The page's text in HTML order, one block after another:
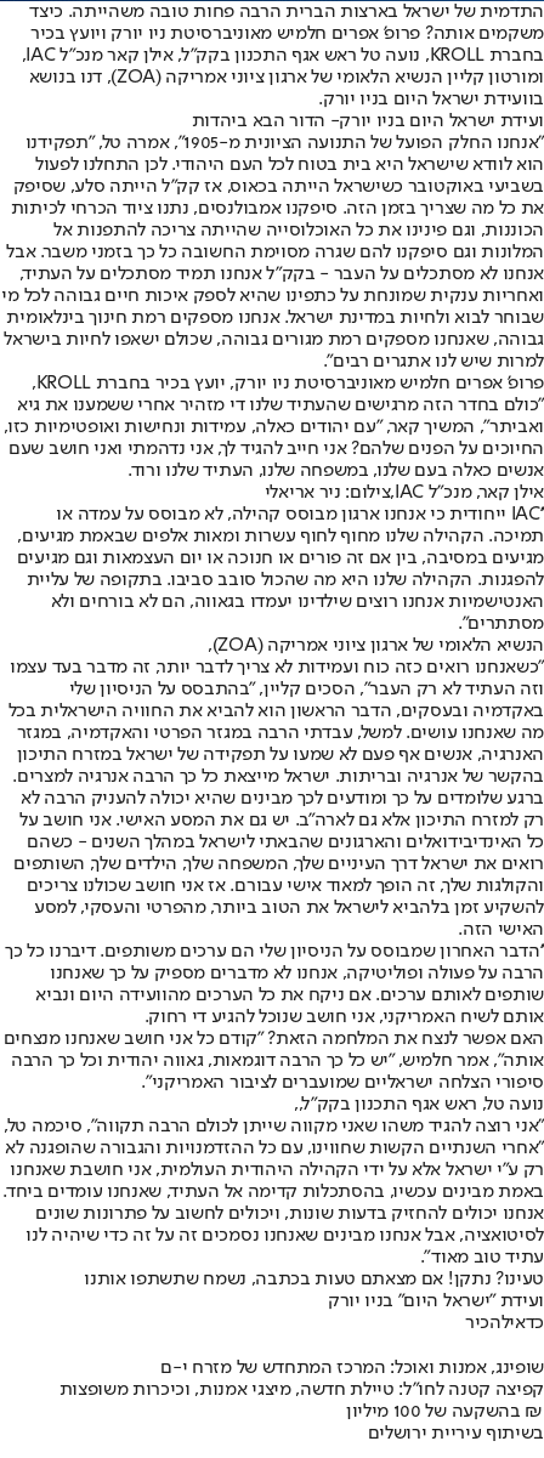
התדמית של ישראל בארצות הברית הרבה פחות טובה משהייתה. כיצד
משקמים אותה? פרופ' אפרים חלמיש מאוניברסיטת ניו יורק ויועץ בכיר
בחברת KROLL, נועה טל ראש אגף התכנון בקק"ל, אילן קאר מנכ"ל IAC,
ומורטון קליין הנשיא הלאומי של ארגון ציוני אמריקה (ZOA), דנו בנושא
בוועידת ישראל היום בניו יורק.
ועידת ישראל היום בניו יורק- הדור הבא ביהדות
"אנחנו החלק הפועל של התנועה הציונית מ-1905", אמרה טל, "תפקידנו
הוא לוודא שישראל היא בית בטוח לכל העם היהודי. לכן התחלנו לפעול
בשביעי באוקטובר כשישראל הייתה בכאוס, אז קק"ל הייתה סלע, שסיפק
את כל מה שצריך בזמן הזה. סיפקנו אמבולנסים, נתנו ציוד הכרחי לכיתות
הכוננות, וגם פינינו את כל האוכלוסייה שהייתה צריכה להתפנות אל
המלונות וגם סיפקנו להם שגרה מסוימת החשובה כל כך בזמני משבר. אבל
אנחנו לא מסתכלים על העבר - בקק"ל אנחנו תמיד מסתכלים על העתיד,
ואחריות ענקית שמונחת על כתפינו שהיא לספק איכות חיים גבוהה לכל מי
שבוחר לבוא ולחיות במדינת ישראל. אנחנו מספקים רמת חינוך בינלאומית
גבוהה, שאנחנו מספקים רמת מגורים גבוהה, שכולם ישאפו לחיות בישראל
למרות שיש לנו אתגרים רבים".
פרופ' אפרים חלמיש מאוניברסיטת ניו יורק, יועץ בכיר בחברת KROLL,
"כולם בחדר הזה מרגישים שהעתיד שלנו די מזהיר אחרי ששמענו את גיא
ואביתר", המשיך קאר, "עם יהודים כאלה, עמידות ונחישות ואופטימיות כזו,
החיוכים על הפנים שלהם? אני חייב להגיד לך, אני נדהמתי ואני חושב שעם
אנשים כאלה בעם שלנו, במשפחה שלנו, העתיד שלנו ורוד.
אילן קאר, מנכ"ל IAC,צילום: ניר אריאלי
''IAC ייחודית כי אנחנו ארגון מבוסס קהילה, לא מבוסס על עמדה או
תמיכה. הקהילה שלנו מחוף לחוף עשרות ומאות אלפים שבאמת מגיעים,
מגיעים במסיבה, בין אם זה פורים או חנוכה או יום העצמאות וגם מגיעים
להפגנות. הקהילה שלנו היא מה שהכול סובב סביבו. בתקופה של עליית
האנטישמיות אנחנו רוצים שילדינו יעמדו בגאווה, הם לא בורחים ולא
מסתתרים".
הנשיא הלאומי של ארגון ציוני אמריקה (ZOA),
"כשאנחנו רואים כזה כוח ועמידות לא צריך לדבר יותר, זה מדבר בעד עצמו
וזה העתיד לא רק העבר", הסכים קליין, "בהתבסס על הניסיון שלי
באקדמיה ובעסקים, הדבר הראשון הוא להביא את החוויה הישראלית בכל
מה שאנחנו עושים. למשל, עבדתי הרבה במגזר הפרטי והאקדמיה, במגזר
האנרגיה, אנשים אף פעם לא שמעו על תפקידה של ישראל במזרח התיכון
בהקשר של אנרגיה ובריתות. ישראל מייצאת כל כך הרבה אנרגיה למצרים.
ברגע שלומדים על כך ומודעים לכך מבינים שהיא יכולה להעניק הרבה לא
רק למזרח התיכון אלא גם לארה"ב. יש גם את המסע האישי. אני חושב על
כל האינדיבידואלים והארגונים שהבאתי לישראל במהלך השנים - כשהם
רואים את ישראל דרך העיניים שלך, המשפחה שלך, הילדים שלך, השותפים
והקולגות שלך, זה הופך למאוד אישי עבורם. אז אני חושב שכולנו צריכים
להשקיע זמן בלהביא לישראל את הטוב ביותר, מהפרטי והעסקי, למסע
האישי הזה.
''הדבר האחרון שמבוסס על הניסיון שלי הם ערכים משותפים. דיברנו כל כך
הרבה על פעולה ופוליטיקה, אנחנו לא מדברים מספיק על כך שאנחנו
שותפים לאותם ערכים. אם ניקח את כל הערכים מהוועידה היום ונביא
אותם לשיח האמריקני, אני חושב שנוכל להגיע די רחוק.
האם אפשר לנצח את המלחמה הזאת? "קודם כל אני חושב שאנחנו מנצחים
אותה", אמר חלמיש, "יש כל כך הרבה דוגמאות, גאווה יהודית וכל כך הרבה
סיפורי הצלחה ישראליים שמועברים לציבור האמריקני".
נועה טל, ראש אגף התכנון בקק"ל,,
"אני רוצה להגיד משהו שאני מקווה שייתן לכולם הרבה תקווה", סיכמה טל,
"אחרי השנתיים הקשות שחווינו, עם כל ההזדמנויות והגבורה שהופגנה לא
רק ע"י ישראל אלא על ידי הקהילה היהודית העולמית, אני חושבת שאנחנו
באמת מבינים עכשיו, בהסתכלות קדימה אל העתיד, שאנחנו עומדים ביחד.
אנחנו יכולים להחזיק בדעות שונות, ויכולים לחשוב על פתרונות שונים
לסיטואציה, אבל אנחנו מבינים שאנחנו נסמכים זה על זה כדי שיהיה לנו
עתיד טוב מאוד".
טעינו? נתקן! אם מצאתם טעות בכתבה, נשמח שתשתפו אותנו
ועידת "ישראל היום" בניו יורק
כדאילהכיר
שופינג, אמנות ואוכל: המרכז המתחדש של מזרח י-ם
קפיצה קטנה לחו"ל: טיילת חדשה, מיצגי אמנות, וכיכרות משופצות
בהשקעה של 100 מיליון ₪
בשיתוף עיריית ירושלים